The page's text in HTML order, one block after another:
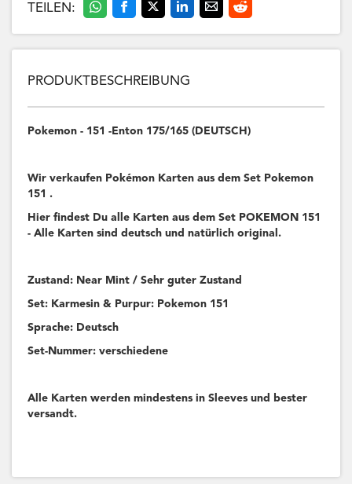
TEILEN:
PRODUKTBESCHREIBUNG
Pokemon - 151 -Enton 175/165 (DEUTSCH)
Wir verkaufen Pokémon Karten aus dem Set Pokemon
151 .
Hier findest Du alle Karten aus dem Set POKEMON 151
- Alle Karten sind deutsch und natürlich original.
Zustand: Near Mint / Sehr guter Zustand
Set: Karmesin & Purpur: Pokemon 151
Sprache: Deutsch
Set-Nummer: verschiedene
Alle Karten werden mindestens in Sleeves und bester
versandt.